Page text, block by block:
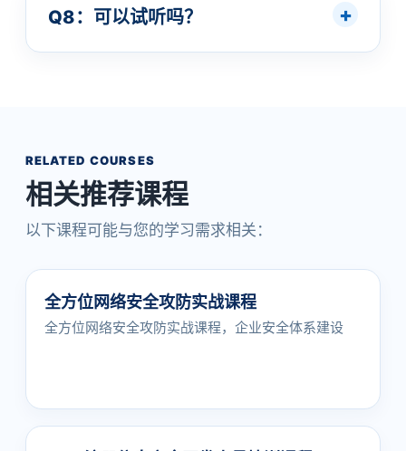
Q8：可以试听吗？
RELATED COURSES
相关推荐课程
以下课程可能与您的学习需求相关：
全方位网络安全攻防实战课程
全方位网络安全攻防实战课程，企业安全体系建设